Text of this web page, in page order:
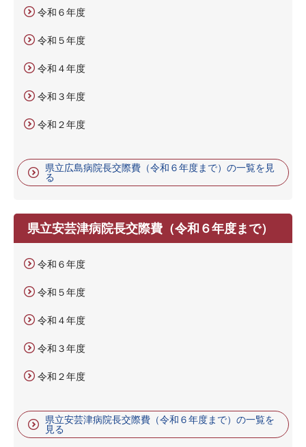
令和６年度
令和５年度
令和４年度
令和３年度
令和２年度
県立広島病院長交際費（令和６年度まで）の一覧を見
る
県立安芸津病院長交際費（令和６年度まで）
令和６年度
令和５年度
令和４年度
令和３年度
令和２年度
県立安芸津病院長交際費（令和６年度まで）の一覧を
見る